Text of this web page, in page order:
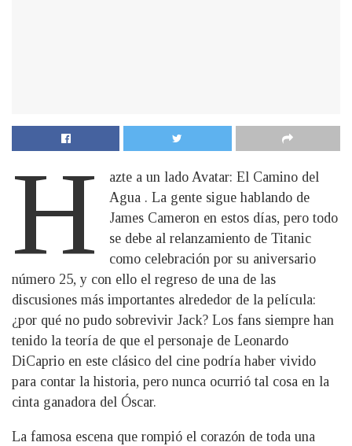
H
azte a un lado Avatar: El Camino del
Agua . La gente sigue hablando de
James Cameron en estos días, pero todo
se debe al relanzamiento de Titanic
como celebración por su aniversario
número 25, y con ello el regreso de una de las
discusiones más importantes alrededor de la película:
¿por qué no pudo sobrevivir Jack? Los fans siempre han
tenido la teoría de que el personaje de Leonardo
DiCaprio en este clásico del cine podría haber vivido
para contar la historia, pero nunca ocurrió tal cosa en la
cinta ganadora del Óscar.
La famosa escena que rompió el corazón de toda una